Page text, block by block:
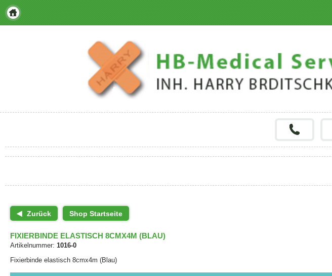
Zurück Shop Startseite
FIXIERBINDE ELASTISCH 8CMX4M (BLAU)
Artikelnummer: 1016-0
Fixierbinde elastisch 8cmx4m (Blau)